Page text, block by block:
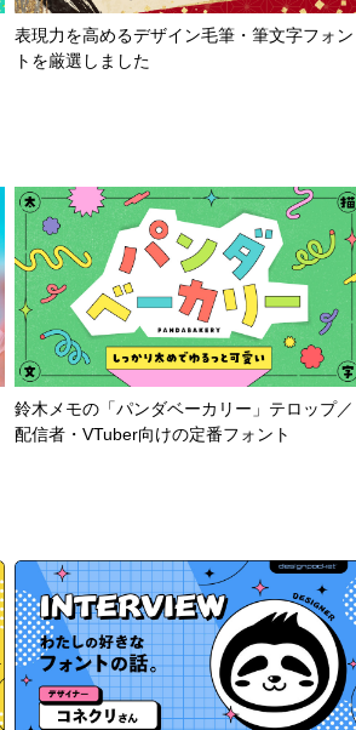
表現力を高めるデザイン毛筆・筆文字フォン
トを厳選しました
鈴木メモの「パンダベーカリー」テロップ／
配信者・VTuber向けの定番フォント